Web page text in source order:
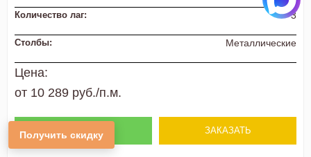
Количество лаг: 3
Столбы: Металлические
Цена:
от 10 289 руб./п.м.
ЗАКАЗАТЬ
Получить скидку